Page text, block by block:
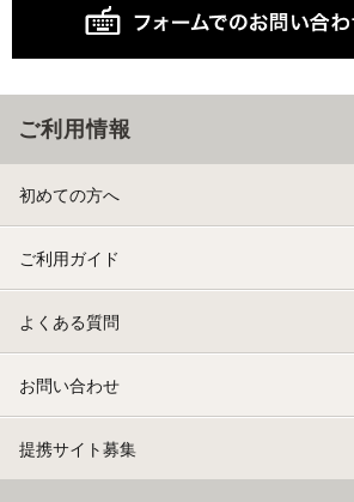
ご利用情報
初めての方へ
ご利用ガイド
よくある質問
お問い合わせ
提携サイト募集